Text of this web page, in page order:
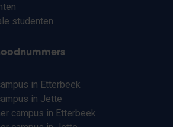
studenten
in Etterbeek
in Jette
campus in Etterbeek